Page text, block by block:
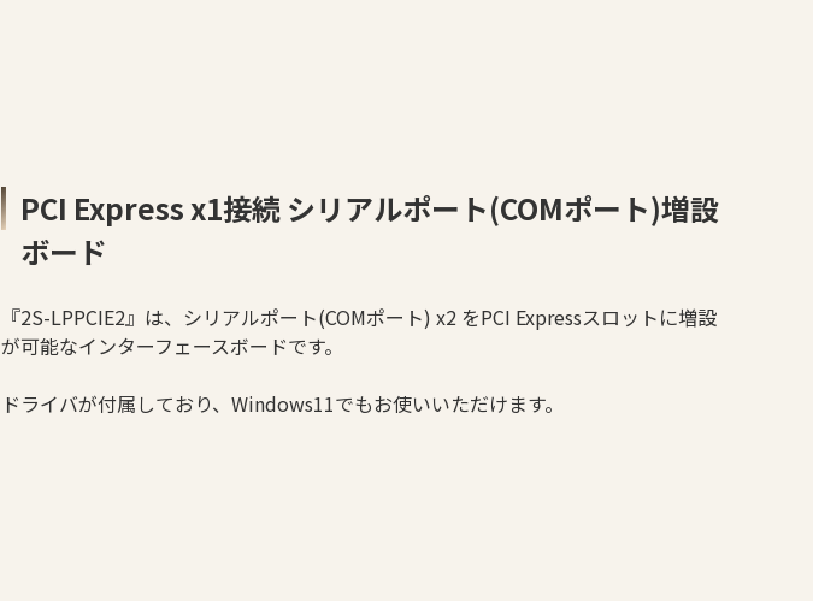
PCI Express x1接続 シリアルポート(COMポート)増設
ボード
『2S-LPPCIE2』は、シリアルポート(COMポート) x2 をPCI Expressスロットに増設
が可能なインターフェースボードです。
ドライバが付属しており、Windows11でもお使いいただけます。